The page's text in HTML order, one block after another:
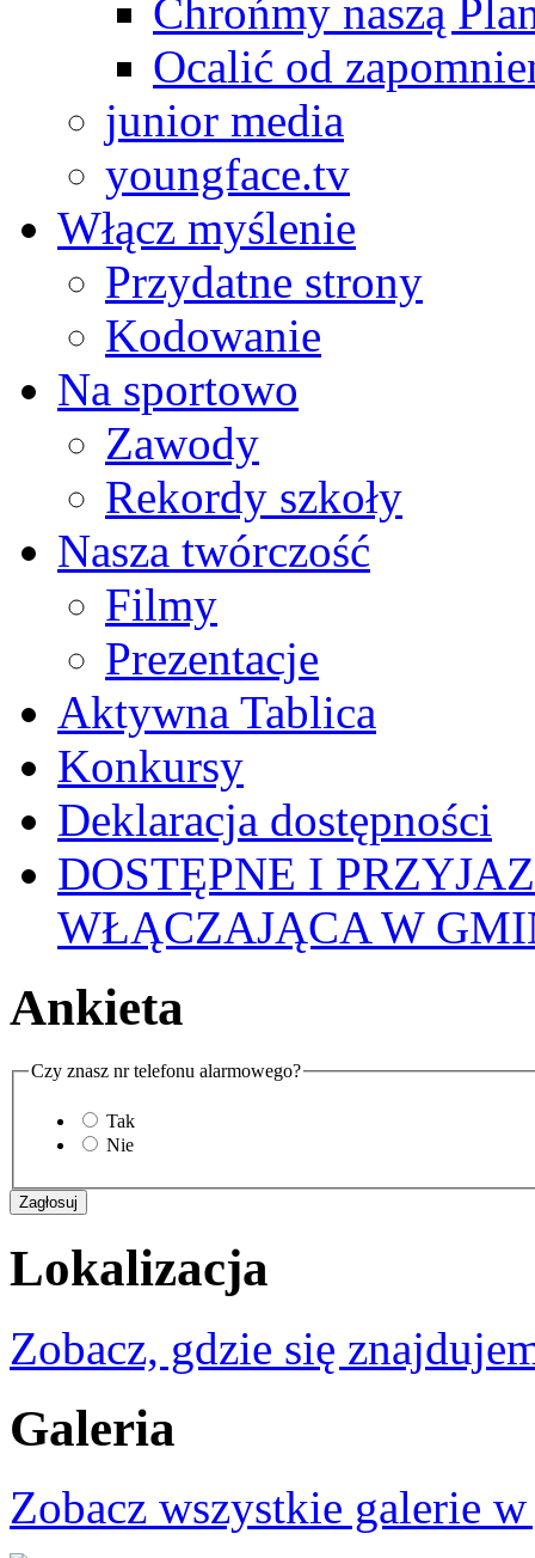
Chrońmy naszą
Ocalić od
junior media
youngface.tv
Włącz myślenie
Przydatne strony
Kodowanie
Na sportowo
Zawody
Rekordy szkoły
Nasza twórczość
Filmy
Prezentacje
Aktywna Tablica
Konkursy
Deklaracja dostępności
DOSTĘPNE I
WŁĄCZAJĄCA W
Ankieta
Czy znasz nr telefonu alarmowego?
Tak
Nie
Lokalizacja
Zobacz, gdzie się
Galeria
Zobacz wszystkie galerie